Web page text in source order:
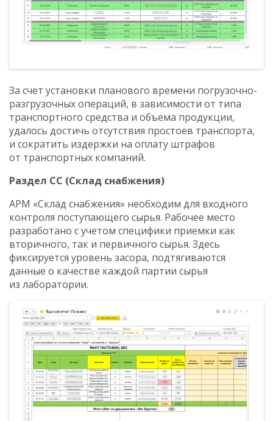
За счет установки планового времени погрузочно-
разгрузочных операций, в зависимости от типа
транспортного средства и объема продукции,
удалось достичь отсутствия простоев транспорта,
и сократить издержки на оплату штрафов
от транспортных компаний.
Раздел СС (Склад снабжения)
АРМ «Склад снабжения» необходим для входного
контроля поступающего сырья. Рабочее место
разработано с учетом специфики приемки как
вторичного, так и первичного сырья. Здесь
фиксируется уровень засора, подтягиваются
данные о качестве каждой партии сырья
из лаборатории.